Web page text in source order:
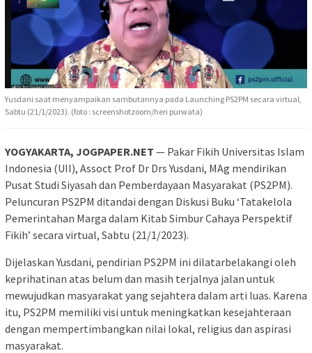
Yusdani saat menyampaikan sambutannya pada Launching PS2PM secara virtual,
Sabtu (21/1/2023). (foto : screenshotzoom/heri purwata)
YOGYAKARTA, JOGPAPER.NET — Pakar Fikih Universitas Islam
Indonesia (UII), Assoct Prof Dr Drs Yusdani, MAg mendirikan
Pusat Studi Siyasah dan Pemberdayaan Masyarakat (PS2PM).
Peluncuran PS2PM ditandai dengan Diskusi Buku ‘Tatakelola
Pemerintahan Marga dalam Kitab Simbur Cahaya Perspektif
Fikih’ secara virtual, Sabtu (21/1/2023).
Dijelaskan Yusdani, pendirian PS2PM ini dilatarbelakangi oleh
keprihatinan atas belum dan masih terjalnya jalan untuk
mewujudkan masyarakat yang sejahtera dalam arti luas. Karena
itu, PS2PM memiliki visi untuk meningkatkan kesejahteraan
dengan mempertimbangkan nilai lokal, religius dan aspirasi
masyarakat.